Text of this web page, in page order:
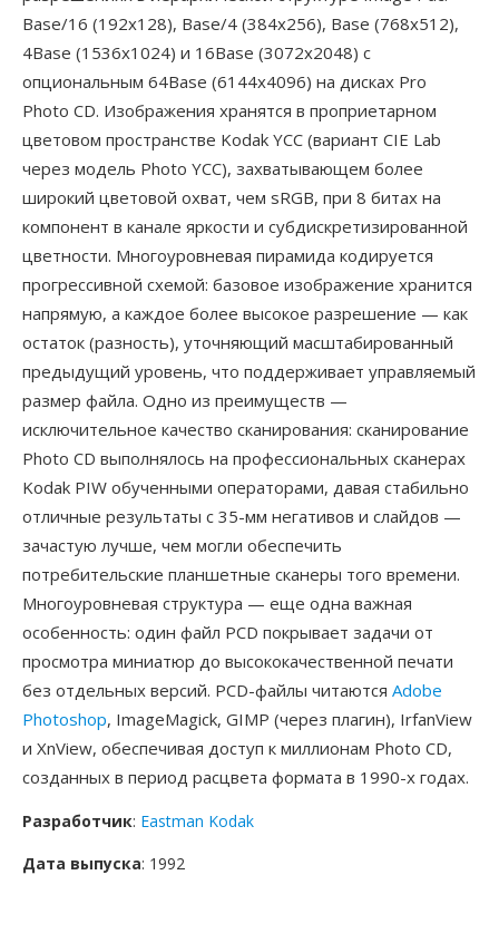
Base/16 (192x128), Base/4 (384x256), Base (768x512),
4Base (1536x1024) и 16Base (3072x2048) с
опциональным 64Base (6144x4096) на дисках Pro
Photo CD. Изображения хранятся в проприетарном
цветовом пространстве Kodak YCC (вариант CIE Lab
через модель Photo YCC), захватывающем более
широкий цветовой охват, чем sRGB, при 8 битах на
компонент в канале яркости и субдискретизированной
цветности. Многоуровневая пирамида кодируется
прогрессивной схемой: базовое изображение хранится
напрямую, а каждое более высокое разрешение — как
остаток (разность), уточняющий масштабированный
предыдущий уровень, что поддерживает управляемый
размер файла. Одно из преимуществ —
исключительное качество сканирования: сканирование
Photo CD выполнялось на профессиональных сканерах
Kodak PIW обученными операторами, давая стабильно
отличные результаты с 35-мм негативов и слайдов —
зачастую лучше, чем могли обеспечить
потребительские планшетные сканеры того времени.
Многоуровневая структура — еще одна важная
особенность: один файл PCD покрывает задачи от
просмотра миниатюр до высококачественной печати
без отдельных версий. PCD-файлы читаются Adobe
Photoshop, ImageMagick, GIMP (через плагин), IrfanView
и XnView, обеспечивая доступ к миллионам Photo CD,
созданных в период расцвета формата в 1990-х годах.
Разработчик: Eastman Kodak
Дата выпуска: 1992